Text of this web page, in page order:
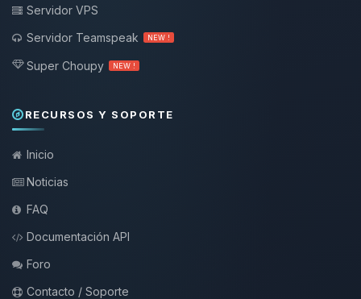
Servidor VPS
Servidor Teamspeak
NEW !
Super Choupy NEW !
RECURSOS Y SOPORTE
Inicio
Noticias
FAQ
Documentación API
Foro
Contacto / Soporte